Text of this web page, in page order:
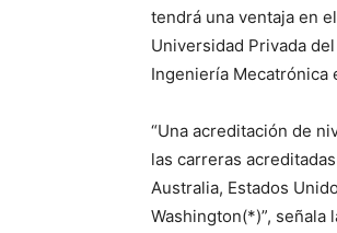
tendrá una ventaja en
Universidad Privada
Ingeniería Mecatrónica
“Una acreditación de
las carreras
Australia, Estados
Washington(*)”,